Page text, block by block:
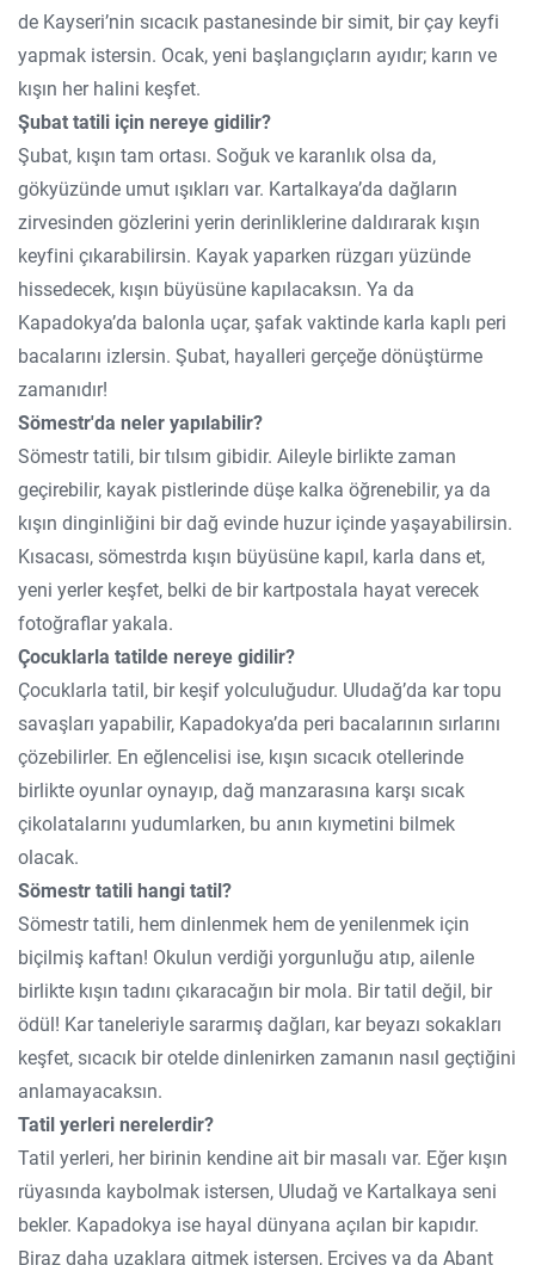
de Kayseri’nin sıcacık pastanesinde bir simit, bir çay keyfi
yapmak istersin. Ocak, yeni başlangıçların ayıdır; karın ve
kışın her halini keşfet.
Şubat tatili için nereye gidilir?
Şubat, kışın tam ortası. Soğuk ve karanlık olsa da,
gökyüzünde umut ışıkları var. Kartalkaya’da dağların
zirvesinden gözlerini yerin derinliklerine daldırarak kışın
keyfini çıkarabilirsin. Kayak yaparken rüzgarı yüzünde
hissedecek, kışın büyüsüne kapılacaksın. Ya da
Kapadokya’da balonla uçar, şafak vaktinde karla kaplı peri
bacalarını izlersin. Şubat, hayalleri gerçeğe dönüştürme
zamanıdır!
Sömestr'da neler yapılabilir?
Sömestr tatili, bir tılsım gibidir. Aileyle birlikte zaman
geçirebilir, kayak pistlerinde düşe kalka öğrenebilir, ya da
kışın dinginliğini bir dağ evinde huzur içinde yaşayabilirsin.
Kısacası, sömestrda kışın büyüsüne kapıl, karla dans et,
yeni yerler keşfet, belki de bir kartpostala hayat verecek
fotoğraflar yakala.
Çocuklarla tatilde nereye gidilir?
Çocuklarla tatil, bir keşif yolculuğudur. Uludağ’da kar topu
savaşları yapabilir, Kapadokya’da peri bacalarının sırlarını
çözebilirler. En eğlencelisi ise, kışın sıcacık otellerinde
birlikte oyunlar oynayıp, dağ manzarasına karşı sıcak
çikolatalarını yudumlarken, bu anın kıymetini bilmek
olacak.
Sömestr tatili hangi tatil?
Sömestr tatili, hem dinlenmek hem de yenilenmek için
biçilmiş kaftan! Okulun verdiği yorgunluğu atıp, ailenle
birlikte kışın tadını çıkaracağın bir mola. Bir tatil değil, bir
ödül! Kar taneleriyle sararmış dağları, kar beyazı sokakları
keşfet, sıcacık bir otelde dinlenirken zamanın nasıl geçtiğini
anlamayacaksın.
Tatil yerleri nerelerdir?
Tatil yerleri, her birinin kendine ait bir masalı var. Eğer kışın
rüyasında kaybolmak istersen, Uludağ ve Kartalkaya seni
bekler. Kapadokya ise hayal dünyana açılan bir kapıdır.
Biraz daha uzaklara gitmek istersen, Erciyes ya da Abant